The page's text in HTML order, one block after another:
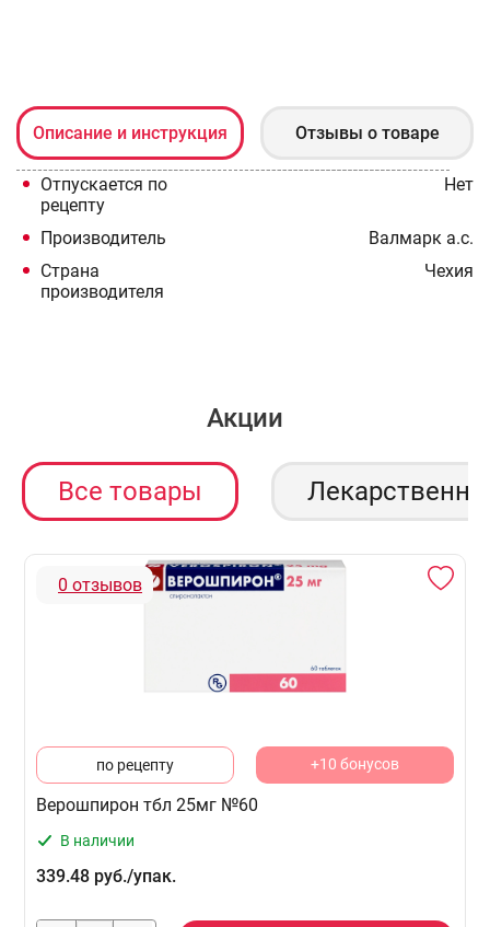
Описание и инcтрукция Отзывы о товаре
Отпускается по
рецепту
Нет
Производитель
Валмарк а.с.
Страна
производителя
Чехия
Акции
Все товары
0 отзывов
по рецепту +10 бонусов
Верошпирон тбл 25мг №60
В наличии
339.48 руб./упак.